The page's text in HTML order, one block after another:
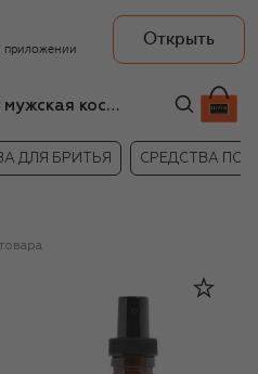
приложении
Открыть
Бесцветная мужская косметика для бритья Davines
ДЛЯ БРИТЬЯ СРЕДСТВА
товара